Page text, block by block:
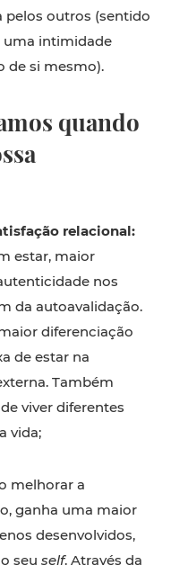
pelos outros (sentido
uma intimidade
de si mesmo).
quando
relacional:
estar, maior
nos
da autoavalidação.
diferenciação
de estar na
Também
viver diferentes
vida;
melhorar a
ganha uma maior
desenvolvidos,
seu self. Através da